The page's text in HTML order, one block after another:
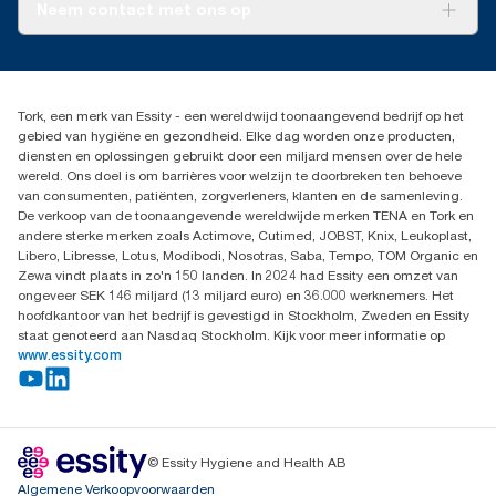
Productklacht
Dispenserklacht
030 - 698 46 66
Essity Netherlands B.V.
Arnhemse Bovenweg 120
3708 AH ZEIST
Nederland
Tork, een merk van Essity - een wereldwijd toonaangevend bedrijf op het
gebied van hygiëne en gezondheid. Elke dag worden onze producten,
diensten en oplossingen gebruikt door een miljard mensen over de hele
wereld. Ons doel is om barrières voor welzijn te doorbreken ten behoeve
van consumenten, patiënten, zorgverleners, klanten en de samenleving.
De verkoop van de toonaangevende wereldwijde merken TENA en Tork en
andere sterke merken zoals Actimove, Cutimed, JOBST, Knix, Leukoplast,
Libero, Libresse, Lotus, Modibodi, Nosotras, Saba, Tempo, TOM Organic en
Zewa vindt plaats in zo'n 150 landen. In 2024 had Essity een omzet van
ongeveer SEK 146 miljard (13 miljard euro) en 36.000 werknemers. Het
hoofdkantoor van het bedrijf is gevestigd in Stockholm, Zweden en Essity
staat genoteerd aan Nasdaq Stockholm. Kijk voor meer informatie op
www.essity.com
© Essity Hygiene and Health AB
Algemene Verkoopvoorwaarden